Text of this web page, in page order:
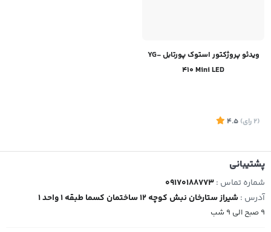
ویدئو پروژکتور استوک پورتابل YG-
410 Mini LED
(2 رای)
4.5
پشتیبانی
شماره تماس :09170188773
آدرس :شیراز ستارخان نبش کوچه 12 ساختمان کسما طبقه 1 واحد 1
9 صبح الی 9 شب